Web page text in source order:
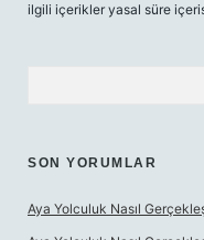
ilgili içerikler yasal süre
SON YORUMLAR
Aya Yolculuk Nasıl